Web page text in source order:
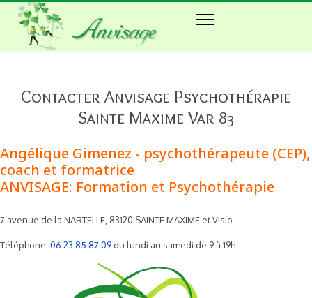
Contacter Anvisage Psychothérapie
Sainte Maxime Var 83
Angélique Gimenez - psychothérapeute (CEP),
coach et formatrice
ANVISAGE: Formation et Psychothérapie
7 avenue de la NARTELLE, 83120 SAINTE MAXIME et Visio
Téléphone: 06 23 85 87 09 du lundi au samedi de 9 à 19h